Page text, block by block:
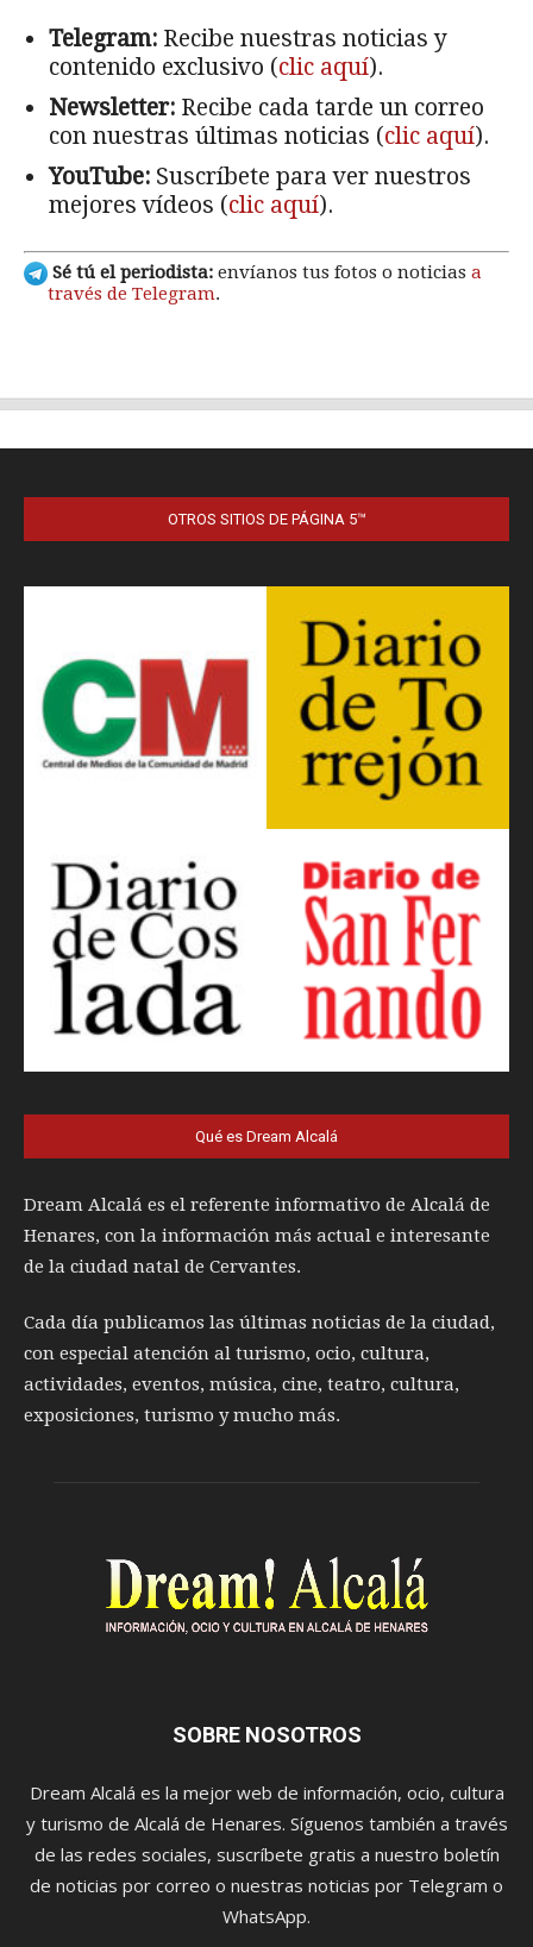
OTROS SITIOS DE PÁGINA 5™
Qué es Dream Alcalá
Dream Alcalá es el referente informativo de Alcalá de
Henares, con la información más actual e interesante
de la ciudad natal de Cervantes.
Cada día publicamos las últimas noticias de la ciudad,
con especial atención al turismo, ocio, cultura,
actividades, eventos, música, cine, teatro, cultura,
exposiciones, turismo y mucho más.
SOBRE NOSOTROS
Dream Alcalá es la mejor web de información, ocio, cultura
y turismo de Alcalá de Henares. Síguenos también a través
de las redes sociales, suscríbete gratis a nuestro boletín
de noticias por correo o nuestras noticias por Telegram o
WhatsApp.